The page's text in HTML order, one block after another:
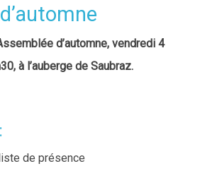
d’automne, vendredi 4
à l’auberge de Saubraz.
de présence